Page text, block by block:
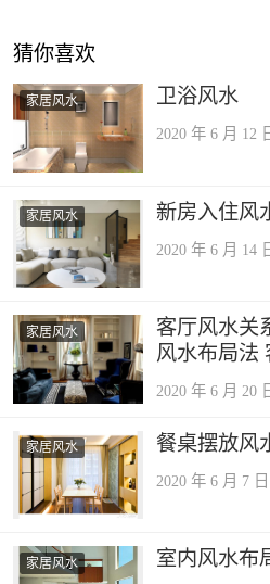
猜你喜欢
家居风水 卫浴风水
2020 年 6 月 12
家居风水 新房入住风
2020 年 6 月 14
家居风水
客厅风水关
风水布局法
2020 年 6 月 20
家居风水 餐桌摆放风
2020 年 6 月 7 日
家居风水 室内风水布